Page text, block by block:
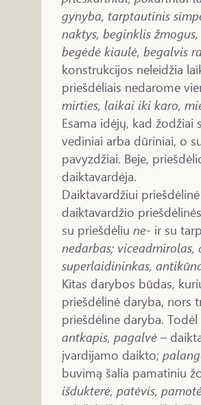
gynyba, tarptautinis
naktys, beginklis
begėdė kiaulė, begalvis
konstrukcijos neleidžia
priešdėliais nedarome
mirties, laikai iki karo,
Esama idėjų, kad
vediniai arba dūriniai, o
pavyzdžiai. Beje,
daiktavardėja.
Daiktavardžiui
daiktavardžio
su priešdėliu ne- ir su
nedarbas;
superlaidininkas,
Kitas darybos būdas,
priešdėlinė daryba, nors
priešdėline daryba.
antkapis, pagalvė –
įvardijamo daikto;
buvimą šalia pamatiniu
išdukterė, patėvis,